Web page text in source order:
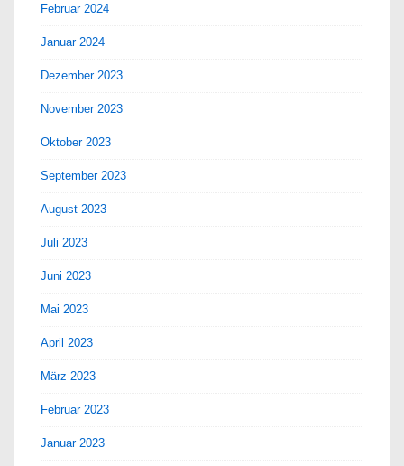
Februar 2024
Januar 2024
Dezember 2023
November 2023
Oktober 2023
September 2023
August 2023
Juli 2023
Juni 2023
Mai 2023
April 2023
März 2023
Februar 2023
Januar 2023